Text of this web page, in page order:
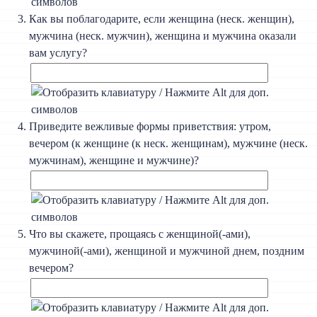
Как вы поблагодарите, если женщина (неск. женщин),
мужчина (неск. мужчин), женщина и мужчина оказали
вам услугу?
Приведите вежливые формы приветствия: утром,
вечером (к женщине (к неск. женщинам), мужчине (неск.
мужчинам), женщине и мужчине)?
Что вы скажете, прощаясь с женщиной(-ами),
мужчиной(-ами), женщиной и мужчиной днем, поздним
вечером?